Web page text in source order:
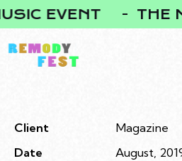
EVENT THE
Client
Magazine
Date
August,